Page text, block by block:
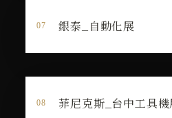
銀泰_自動化展
菲尼克斯_台中工具機